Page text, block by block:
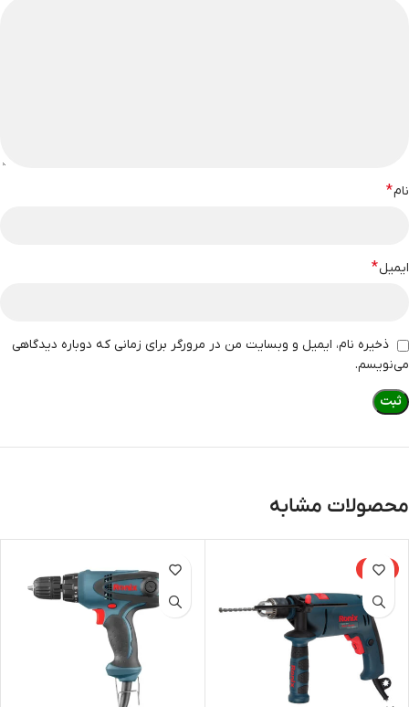
نام*
ایمیل*
ذخیره نام، ایمیل و وبسایت من در مرورگر برای زمانی که دوباره دیدگاهی
می‌نویسم.
محصولات مشابه
-23%